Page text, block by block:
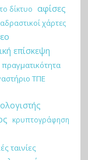
δίκτυο αφίσες
χάρτες
επίσκεψη
ΤΠΕ
κρυπτογράφηση
ταινίες